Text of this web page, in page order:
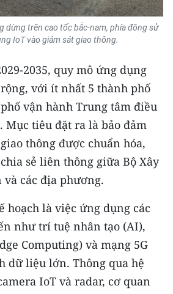
Chí Minh
dừng trên cao tốc bắc-nam, phía đông sử
IoT vào giám sát giao thông.
2035, quy mô ứng dụng
với ít nhất 5 thành phố
vận hành Trung tâm điều
tiêu đặt ra là bảo đảm
thông được chuẩn hóa,
sẻ liên thông giữa Bộ Xây
và các địa phương.
hoạch là việc ứng dụng các
như trí tuệ nhân tạo (AI),
Computing) và mạng 5G
dữ liệu lớn. Thông qua hệ
IoT và radar, cơ quan